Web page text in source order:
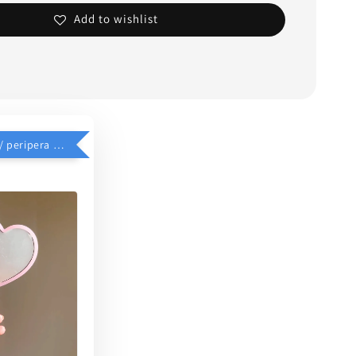
Add to wishlist
$39加價購 // peripera 手持化妝鏡